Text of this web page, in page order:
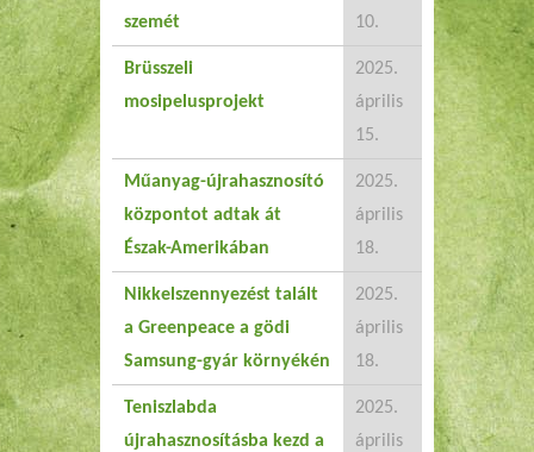
szemét
10.
Brüsszeli
mosipelusprojekt
2025.
április
15.
Műanyag-újrahasznosító
központot adtak át
Észak-Amerikában
2025.
április
18.
Nikkelszennyezést talált
a Greenpeace a gödi
Samsung-gyár környékén
2025.
április
18.
Teniszlabda
újrahasznosításba kezd a
2025.
április